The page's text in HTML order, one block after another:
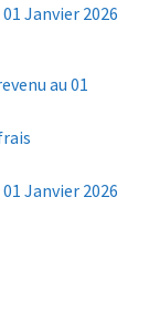
Janvier 2026
au 01
Janvier 2026